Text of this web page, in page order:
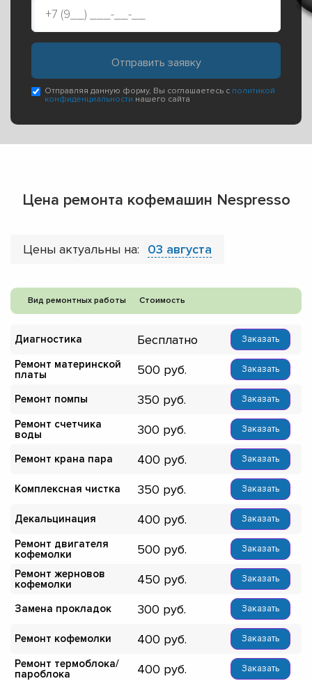
Отправляя данную форму, Вы соглашаетесь с политикой
конфиденциальности нашего сайта
Цена ремонта кофемашин Nespresso
Цены актуальны на: 03 августа
Вид ремонтных работы Стоимость
Диагностика Бесплатно Заказать
Ремонт материнской
платы
500 Заказать
Ремонт помпы 350 Заказать
Ремонт счетчика
воды
300 Заказать
Ремонт крана пара 400 Заказать
Комплексная чистка 350 Заказать
Декальцинация 400 Заказать
Ремонт двигателя
кофемолки
500 Заказать
Ремонт жерновов
кофемолки
450 Заказать
Замена прокладок 300 Заказать
Ремонт кофемолки 400 Заказать
Ремонт термоблока/
пароблока
400 Заказать